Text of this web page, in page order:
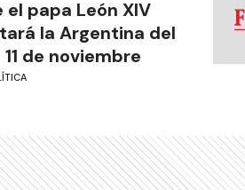
el papa León XIV
la Argentina del
11 de noviembre